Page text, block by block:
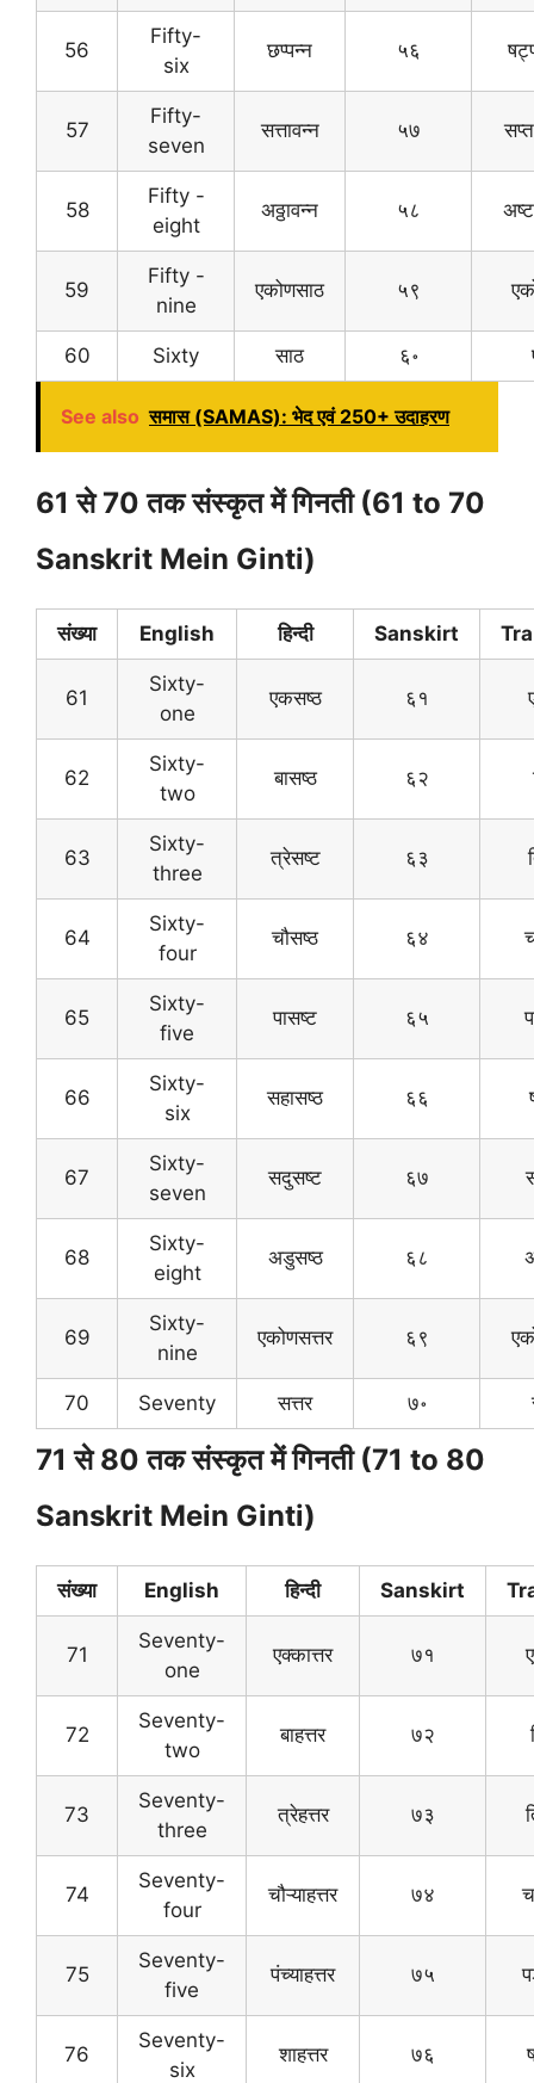
56
Fifty-
six
छप्पन्न ५६
57
Fifty-
seven
सत्तावन्न ५७
58
Fifty -
eight
अठ्ठावन्न ५८
59
Fifty -
nine
एकोणसाठ ५९
60 Sixty साठ ६॰
See also समास (SAMAS): भेद एवं 250+ उदाहरण
61 से 70 तक संस्कृत में गिनती (61 to 70
Sanskrit Mein Ginti)
संख्या English हिन्दी Sanskirt
61
Sixty-
one
एकसष्ठ ६१
62
Sixty-
two
बासष्ठ ६२
63
Sixty-
three
त्रेसष्ट ६३
64
Sixty-
four
चौसष्ठ ६४
65
Sixty-
five
पासष्ट ६५
66
Sixty-
six
सहासष्ठ ६६
67
Sixty-
seven
सदुसष्ट ६७
68
Sixty-
eight
अडुसष्ठ ६८
69
Sixty-
nine
एकोणसत्तर ६९
70 Seventy सत्तर ७॰
71 से 80 तक संस्कृत में गिनती (71 to 80
Sanskrit Mein Ginti)
संख्या English हिन्दी Sanskirt
71
Seventy-
one
एक्कात्तर ७१
72
Seventy-
two
बाहत्तर ७२
73
Seventy-
three
त्रेहत्तर ७३
74
Seventy-
four
चौऱ्याहत्तर ७४
75
Seventy-
five
पंच्याहत्तर ७५
76
Seventy-
six
शाहत्तर ७६